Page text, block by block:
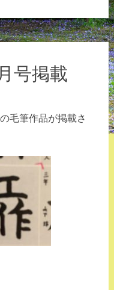
号掲載
毛筆作品が掲載さ